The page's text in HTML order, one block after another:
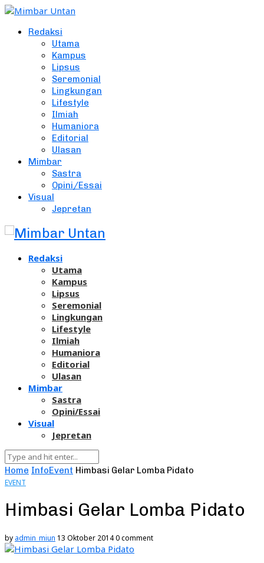
Redaksi
Utama
Kampus
Lipsus
Seremonial
Lingkungan
Lifestyle
Ilmiah
Humaniora
Editorial
Ulasan
Mimbar
Sastra
Opini/Essai
Visual
Jepretan
Redaksi
Utama
Kampus
Lipsus
Seremonial
Lingkungan
Lifestyle
Ilmiah
Humaniora
Editorial
Ulasan
Mimbar
Sastra
Opini/Essai
Visual
Jepretan
Home InfoEvent Himbasi Gelar Lomba Pidato
EVENT
Himbasi Gelar Lomba Pidato
by admin_miun 13 Oktober 20140 comment